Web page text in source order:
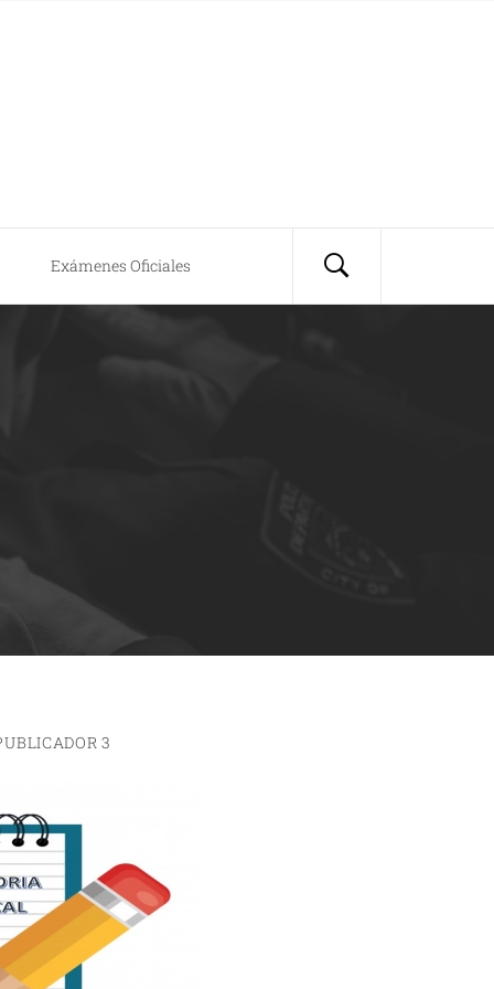
Exámenes Oficiales
3